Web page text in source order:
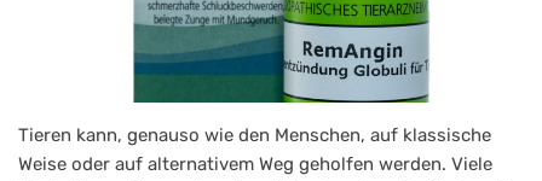
Tieren kann, genauso wie den Menschen, auf klassische
Weise oder auf alternativem Weg geholfen werden. Viele